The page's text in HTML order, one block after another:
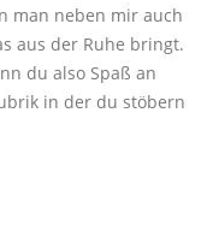
man neben mir auch
aus der Ruhe bringt.
du also Spaß an
in der du stöbern